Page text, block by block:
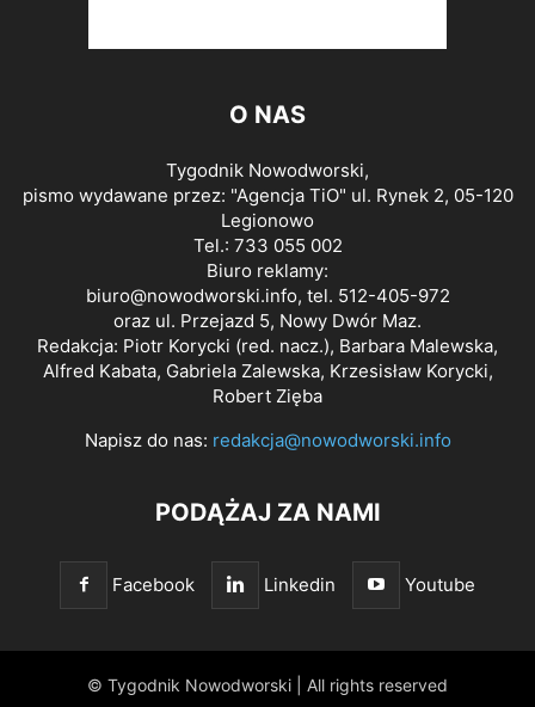
O NAS
Tygodnik Nowodworski,
pismo wydawane przez: "Agencja TiO" ul. Rynek 2, 05-120
Legionowo
Tel.: 733 055 002
Biuro reklamy:
biuro@nowodworski.info, tel. 512-405-972
oraz ul. Przejazd 5, Nowy Dwór Maz.
Redakcja: Piotr Korycki (red. nacz.), Barbara Malewska,
Alfred Kabata, Gabriela Zalewska, Krzesisław Korycki,
Robert Zięba
Napisz do nas: redakcja@nowodworski.info
PODĄŻAJ ZA NAMI
Facebook Linkedin Youtube
© Tygodnik Nowodworski | All rights reserved